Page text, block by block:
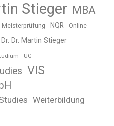
Stieger MBA
Meisterprüfung NQR Online
Dr. Martin Stieger
UG
VIS
Weiterbildung